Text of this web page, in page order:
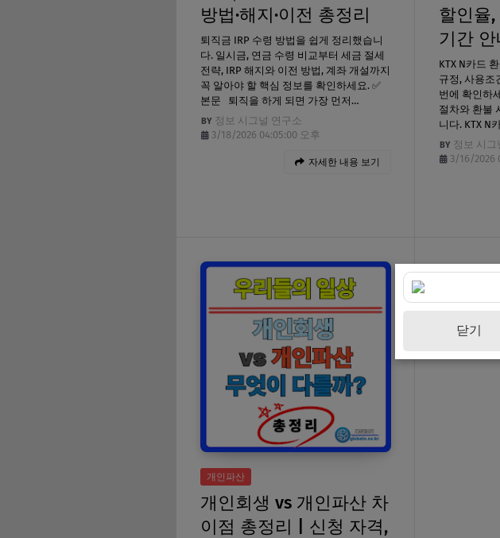
방법·해지·이전 총정리
퇴직금 IRP 수령 방법을 쉽게 정리했습니
다. 일시금, 연금 수령 비교부터 세금 절세
전략, IRP 해지와 이전 방법, 계좌 개설까지
꼭 알아야 할 핵심 정보를 확인하세요. ✅
본문 퇴직을 하게 되면 가장 먼저…
정보 시그널 연구소
3/18/2026 04:05:00 오후
자세한 내용 보기
할인율
기간 안
KTX N카드
규정, 사용조
번에 확인하
절차와 환불
니다. KTX N
정보 시그
3/16/2026
개인파산
개인회생 vs 개인파산 차
이점 총정리 | 신청 자격,
닫기